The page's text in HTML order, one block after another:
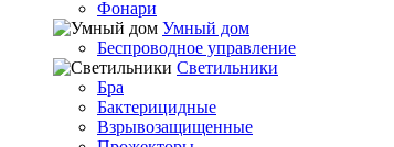
Фонари
Умный дом
Беспроводное управление
Светильники
Бра
Бактерицидные
Взрывозащищенные